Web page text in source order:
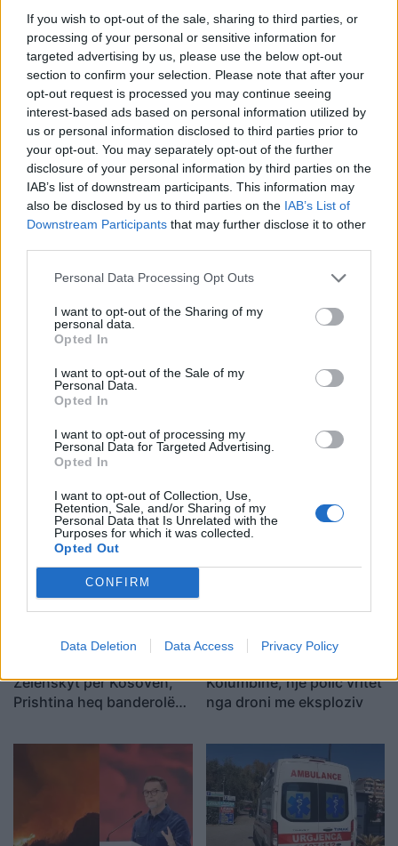
If you wish to opt-out of the sale, sharing to third parties, or
processing of your personal or sensitive information for
targeted advertising by us, please use the below opt-out
section to confirm your selection. Please note that after your
opt-out request is processed you may continue seeing
interest-based ads based on personal information utilized by
us or personal information disclosed to third parties prior to
your opt-out. You may separately opt-out of the further
disclosure of your personal information by third parties on the
IAB’s list of downstream participants. This information may
also be disclosed by us to third parties on the IAB’s List of
Downstream Participants that may further disclose it to other
Personal Data Processing Opt Outs
I want to opt-out of the Sharing of my
personal data.
Opted In
I want to opt-out of the Sale of my
Personal Data.
Opted In
I want to opt-out of processing my
Personal Data for Targeted Advertising.
Opted In
I want to opt-out of Collection, Use,
Retention, Sale, and/or Sharing of my
Personal Data that Is Unrelated with the
Purposes for which it was collected.
Opted Out
CONFIRM
Data Deletion Data Access Privacy Policy
Hetimet për dosjen
“Balluku”/ SPAK ushtron
“Atelier 4”, sekuestrohet
projekti i arredimit të vilës
luksoze
Vrasja e katër studentëve
në Idaho që tronditi
qendër të vëmendjes
Netanyahu refuzon planin
Tërheqja izraelite
kushtëzohet me
çarmatimin e Hamasit
Anije romake 2100-
vere del në dritë në brigjet
e Siçilisë
Zelenskyt për Kosovën,
Prishtina heq banderolën
‘Free Ukraine’
Kolumbinë, një polic vritet
nga droni me eksploziv